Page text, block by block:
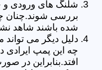
شلنگ های ورودی و
بررسی شوند.چنان
شده باشند شاهد
دلیل دیگر می تواند
چه این پمپ
افتد.بنابراین در